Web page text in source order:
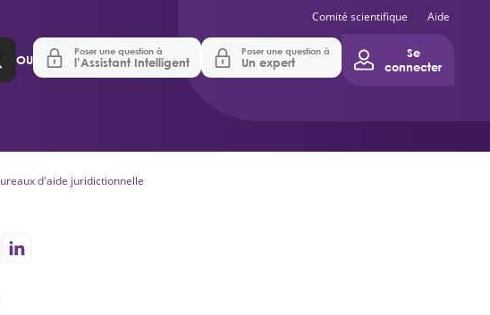
OU
Poser une question à
l’Assistant Intelligent
Poser une question à
Un expert
Se
connecter
Comité scientifique Aide
d'aide juridictionnelle